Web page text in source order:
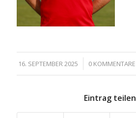
16. SEPTEMBER 2025
/ 0 KOMMENTARE
/
Eintrag teilen